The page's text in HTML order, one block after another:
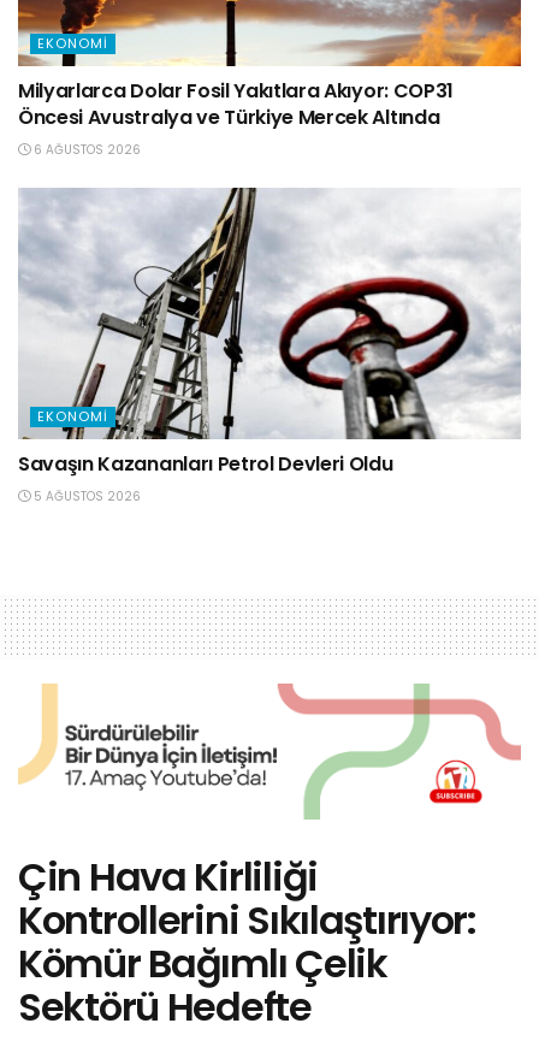
EKONOMI
Milyarlarca Dolar Fosil Yakıtlara Akıyor: COP31
Öncesi Avustralya ve Türkiye Mercek Altında
6 AĞUSTOS 2026
EKONOMI
Savaşın Kazananları Petrol Devleri Oldu
5 AĞUSTOS 2026
Çin Hava Kirliliği
Kontrollerini Sıkılaştırıyor:
Kömür Bağımlı Çelik
Sektörü Hedefte